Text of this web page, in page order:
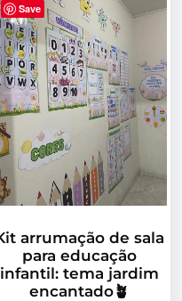
Save
arrumação de sala
para educação
infantil: tema jardim
encantado🪴